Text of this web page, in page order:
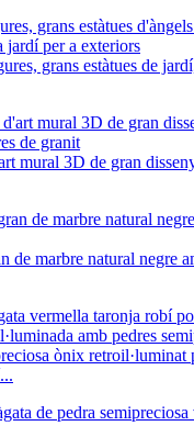
grans estàtues de
mural 3D de gran
de marbre natural negre
ònix retroil·luminat